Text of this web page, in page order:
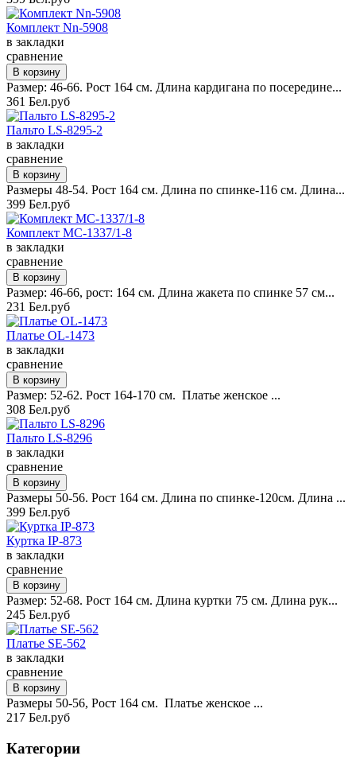
Комплект Nn-5908
в закладки
сравнение
Размер: 46-66. Рост 164 см. Длина кардигана по посередине...
361 Бел.руб
Пальто LS-8295-2
в закладки
сравнение
Размеры 48-54. Рост 164 см. Длина по спинке-116 см. Длина...
399 Бел.руб
Комплект MC-1337/1-8
в закладки
сравнение
Размер: 46-66, рост: 164 см. Длина жакета по спинке 57 см...
231 Бел.руб
Платье OL-1473
в закладки
сравнение
Размер: 52-62. Рост 164-170 см. Платье женское ...
308 Бел.руб
Пальто LS-8296
в закладки
сравнение
Размеры 50-56. Рост 164 см. Длина по спинке-120см. Длина ...
399 Бел.руб
Куртка IP-873
в закладки
сравнение
Размер: 52-68. Рост 164 см. Длина куртки 75 см. Длина рук...
245 Бел.руб
Платье SE-562
в закладки
сравнение
Размеры 50-56, Рост 164 см. Платье женское ...
217 Бел.руб
Категории